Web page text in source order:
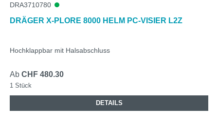
DRA3710780
DRÄGER X-PLORE 8000 HELM PC-VISIER L2Z
Hochklappbar mit Halsabschluss
Ab CHF 480.30
1 Stück
DETAILS